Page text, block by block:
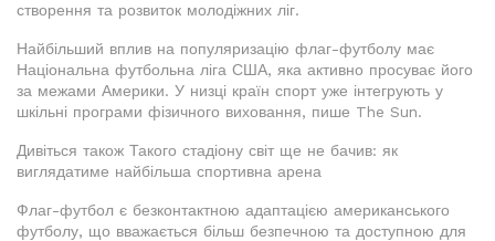
створення та розвиток молодіжних ліг.
Найбільший вплив на популяризацію флаг-футболу має
Національна футбольна ліга США, яка активно просуває його
за межами Америки. У низці країн спорт уже інтегрують у
шкільні програми фізичного виховання, пише The Sun.
Дивіться також Такого стадіону світ ще не бачив: як
виглядатиме найбільша спортивна арена
Флаг-футбол є безконтактною адаптацією американського
футболу, що вважається більш безпечною та доступною для